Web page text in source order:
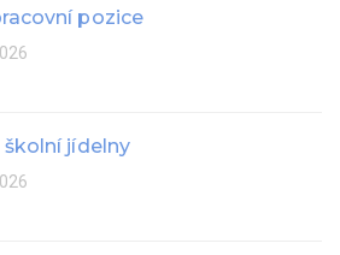
pozice
školní jídelny